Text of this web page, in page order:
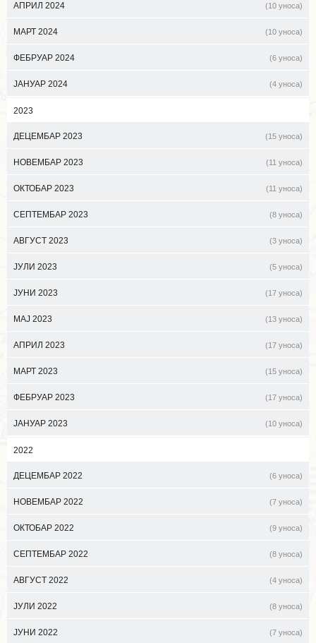
АПРИЛ 2024 (10 уноса)
МАРТ 2024 (10 уноса)
ФЕБРУАР 2024 (6 уноса)
ЈАНУАР 2024 (4 уноса)
2023
ДЕЦЕМБАР 2023 (15 уноса)
НОВЕМБАР 2023 (11 уноса)
ОКТОБАР 2023 (11 уноса)
СЕПТЕМБАР 2023 (8 уноса)
АВГУСТ 2023 (3 уноса)
ЈУЛИ 2023 (5 уноса)
ЈУНИ 2023 (17 уноса)
МАЈ 2023 (13 уноса)
АПРИЛ 2023 (17 уноса)
МАРТ 2023 (15 уноса)
ФЕБРУАР 2023 (17 уноса)
ЈАНУАР 2023 (10 уноса)
2022
ДЕЦЕМБАР 2022 (6 уноса)
НОВЕМБАР 2022 (7 уноса)
ОКТОБАР 2022 (9 уноса)
СЕПТЕМБАР 2022 (8 уноса)
АВГУСТ 2022 (4 уноса)
ЈУЛИ 2022 (8 уноса)
ЈУНИ 2022 (7 уноса)